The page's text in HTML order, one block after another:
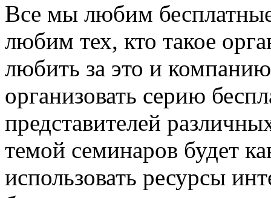
Все мы любим
любим тех, кто такое
любить за это и
организовать серию
представителей
темой семинаров будет
использовать ресурсы